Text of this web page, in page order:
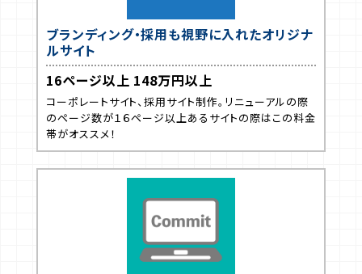
ブランディング・採用も視野に入れたオリジナ
ルサイト
16ページ以上 148万円以上
コーポレートサイト、採用サイト制作。リニューアルの際
のページ数が１６ページ以上あるサイトの際はこの料金
帯がオススメ！